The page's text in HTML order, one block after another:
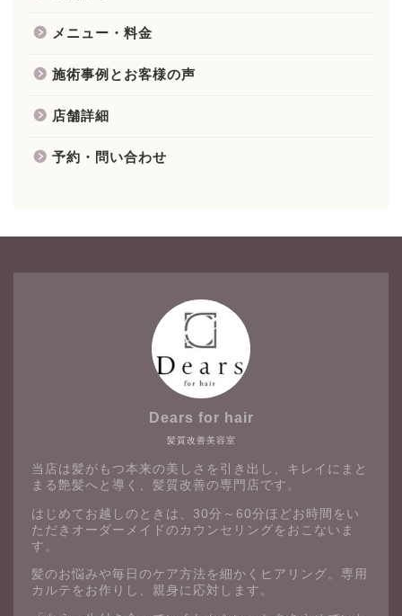
メニュー・料金
施術事例とお客様の声
店舗詳細
予約・問い合わせ
髪質改善美容室
Dears for hair
当店は髪がもつ本来の美しさを引き出し、キレイにまと
まる艶髪へと導く、髪質改善の専門店です。
はじめてお越しのときは、30分～60分ほどお時間をい
ただきオーダーメイドのカウンセリングをおこないま
す。
髪のお悩みや毎日のケア方法を細かくヒアリング。専用
カルテをお作りし、親身に応対します。